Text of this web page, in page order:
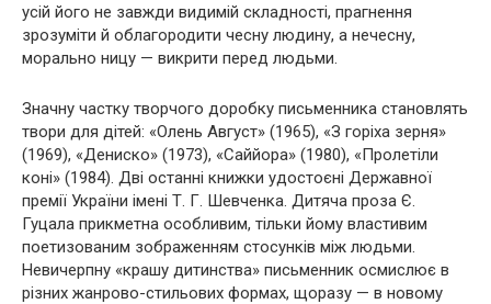
усій його не завжди видимій складності, прагнення
зрозуміти й облагородити чесну людину, а нечесну,
морально ницу — викрити перед людьми.
Значну частку творчого доробку письменника становлять
твори для дітей: «Олень Август» (1965), «З горіха зерня»
(1969), «Дениско» (1973), «Саййора» (1980), «Пролетіли
коні» (1984). Дві останні книжки удостоєні Державної
премії України імені Т. Г. Шевченка. Дитяча проза Є.
Гуцала прикметна особливим, тільки йому властивим
поетизованим зображенням стосунків між людьми.
Невичерпну «крашу дитинства» письменник осмислює в
різних жанрово-стильових формах, щоразу — в новому